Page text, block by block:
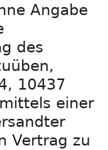
Angabe
des
10437
einer
Vertrag zu